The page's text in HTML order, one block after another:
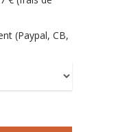
(Paypal, CB,